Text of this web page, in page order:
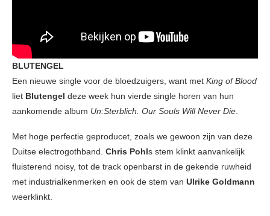
BLUTENGEL
Een nieuwe single voor de bloedzuigers, want met King of Blood
liet Blutengel deze week hun vierde single horen van hun
aankomende album Un:Sterblich. Our Souls Will Never Die
Met hoge perfectie geproducet, zoals we gewoon zijn van deze
Duitse electrogothband. Chris Pohls stem klinkt aanvankelijk
fluisterend noisy, tot de track openbarst in de gekende ruwheid
met industrialkenmerken en ook de stem van Ulrike Goldmann
weerklinkt.